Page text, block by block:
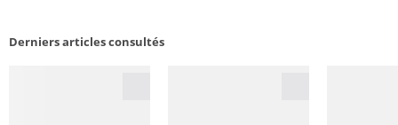
Derniers articles consultés